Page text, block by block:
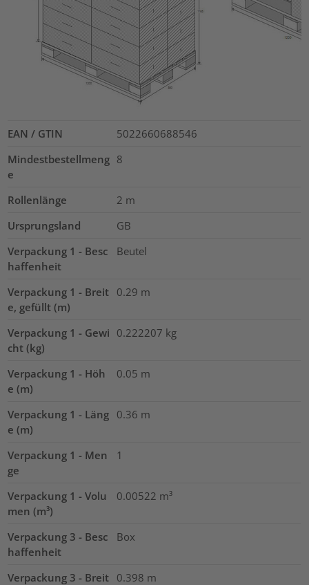
EAN / GTIN
5022660688546
Mindestbestellmeng
e
8
Rollenlänge 2 m
Ursprungsland
GB
Verpackung 1 - Besc
haffenheit
Beutel
Verpackung 1 - Breit
e, gefüllt (m)
0.29 m
Verpackung 1 - Gewi
cht (kg)
0.222207 kg
Verpackung 1 - Höh
e (m)
0.05 m
Verpackung 1 - Läng
e (m)
0.36 m
Verpackung 1 - Men
ge
1
Verpackung 1 - Volu
men (m³)
0.00522 m³
Verpackung 3 - Besc
haffenheit
Box
Verpackung 3 - Breit 0.398 m